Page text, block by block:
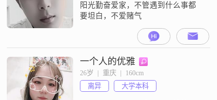
阳光勤奋爱家，不管遇到什么事都
要坦白，不爱赌气
一个人的优雅
26岁  |  重庆  |  160cm
离异
大学本科